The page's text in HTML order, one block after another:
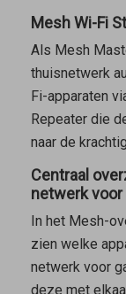
Mesh Wi-Fi
Als Mesh
thuisnetwerk
Fi-apparaten
Repeaterdie
naar de
Centraal
netwerk
In het Mesh-
zien welke
netwerk voor
deze met